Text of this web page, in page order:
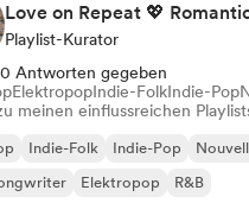
Playlist-Kurator
Antworten gegeben
ElektropopIndie-FolkIndie-Pop
meinen einflussreichen
Indie-Folk Indie-Pop
Elektropop R&B